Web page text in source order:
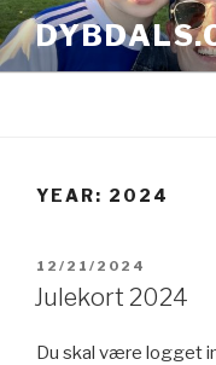
Skip
to
content
YEAR: 2024
POSTED
ON
12/21/2024
Julekort 2024
Du skal være logget